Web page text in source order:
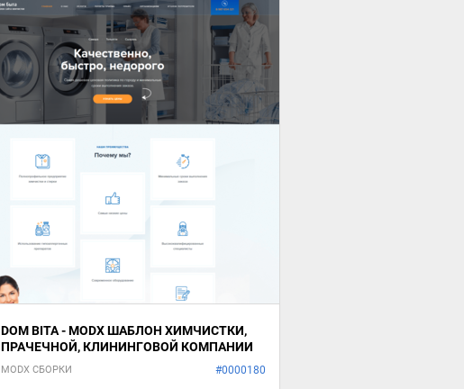
DOM BITA - MODX ШАБЛОН ХИМЧИСТКИ,
ПРАЧЕЧНОЙ, КЛИНИНГОВОЙ КОМПАНИИ
MODX СБОРКИ #0000180